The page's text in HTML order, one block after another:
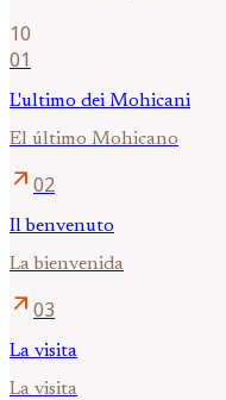
10
01
L'ultimo dei Mohicani
El último Mohicano
arrow_outward 02
Il benvenuto
La bienvenida
arrow_outward 03
La visita
La visita